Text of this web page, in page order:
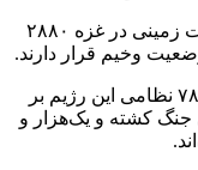
طبق آمار منتشر شده، تنها در جریان عملیات زمینی در غزه ۲۸۸۰
ارتش رژیم اسرائیل همچنین اذعان کرد که ۷۸ نظامی این رژیم بر
جنگ کشته و یک‌هزار و